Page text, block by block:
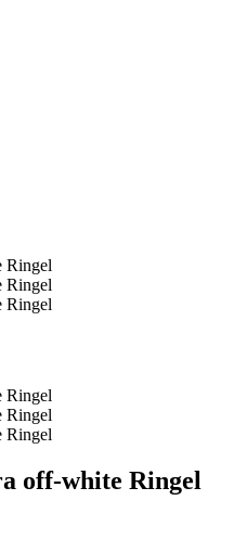
off-white Ringel